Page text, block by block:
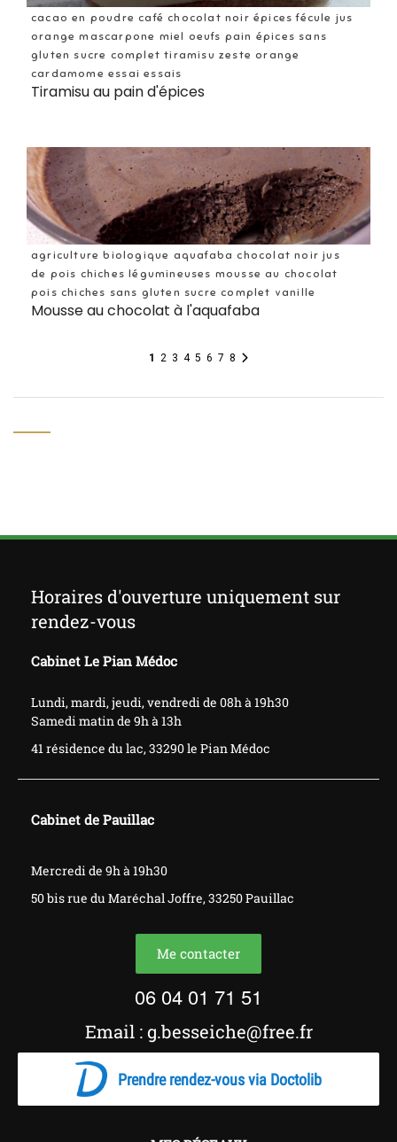
cacao en poudre café chocolat noir épices fécule jus
orange mascarpone miel oeufs pain épices sans
gluten sucre complet tiramisu zeste orange
cardamome essai essais
Tiramisu au pain d'épices
agriculture biologique aquafaba chocolat noir jus
de pois chiches légumineuses mousse au chocolat
pois chiches sans gluten sucre complet vanille
Mousse au chocolat à l'aquafaba
1 2 3 4 5 6 7 8
Horaires d'ouverture uniquement sur
rendez-vous
Cabinet Le Pian Médoc
Lundi, mardi, jeudi, vendredi de 08h à 19h30
Samedi matin de 9h à 13h
41 résidence du lac, 33290 le Pian Médoc
Cabinet de Pauillac
​​​​​Mercredi de 9h à 19h30
50 bis rue du MaréchalJoffre, 33250 Pauillac
Me contacter
06 04 01 71 51
Email : g.besseiche@free.fr
Prendre rendez-vous via Doctolib